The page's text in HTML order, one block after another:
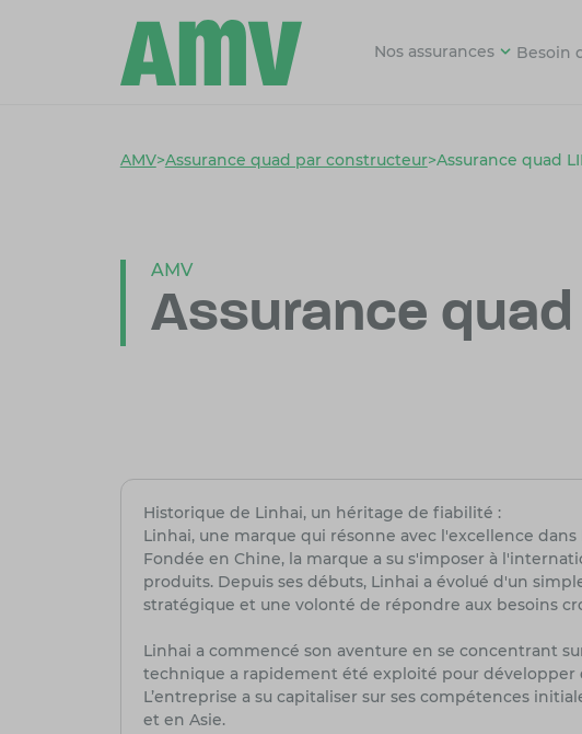
Nos assurances Besoin
AMV>Assurance quad par constructeur>Assurance quad
AMV
Assurance quad
Historique de Linhai, un héritage de fiabilité :
Linhai, une marque qui résonne avec l'excellence
Fondée en Chine, la marque a su s'imposer à
produits. Depuis ses débuts, Linhai a évolué d'un
stratégique et une volonté de répondre aux besoins
Linhai a commencé son aventure en se concentrant
technique a rapidement été exploité pour développer
L’entreprise a su capitaliser sur ses compétences
et en Asie.